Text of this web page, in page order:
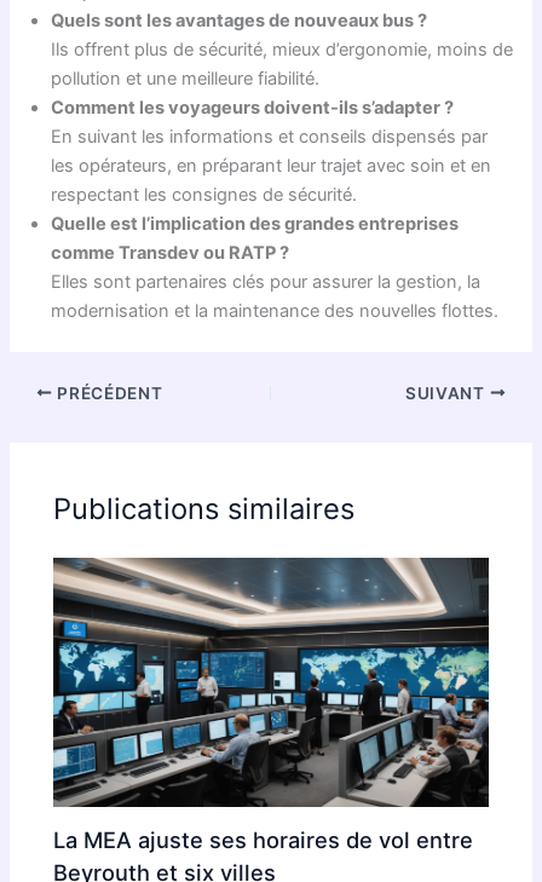
Quels sont les avantages de nouveaux bus ?
Ils offrent plus de sécurité, mieux d’ergonomie, moins de
pollution et une meilleure fiabilité.
Comment les voyageurs doivent-ils s’adapter ?
En suivant les informations et conseils dispensés par
les opérateurs, en préparant leur trajet avec soin et en
respectant les consignes de sécurité.
Quelle est l’implication des grandes entreprises
comme Transdev ou RATP ?
Elles sont partenaires clés pour assurer la gestion, la
modernisation et la maintenance des nouvelles flottes.
PRÉCÉDENT SUIVANT
Publications similaires
La MEA ajuste ses horaires de vol entre
Beyrouth et six villes